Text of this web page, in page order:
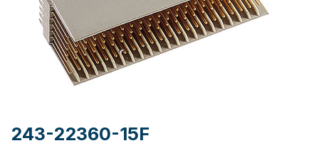
243-22360-15F